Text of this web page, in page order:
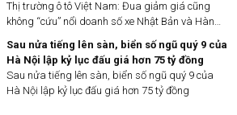
Hàn Quốc, Ford nổi thành hiện tượng
Thị trường ô tô Việt Nam: Đua giảm giá cũng
không “cứu” nổi doanh số xe Nhật Bản và Hàn
Quốc, Ford nổi thành hiện tượng
Sau nửa tiếng lên sàn, biển số ngũ quý 9 của
Hà Nội lập kỷ lục đấu giá hơn 75 tỷ đồng
Sau nửa tiếng lên sàn, biển số ngũ quý 9 của
Hà Nội lập kỷ lục đấu giá hơn 75 tỷ đồng